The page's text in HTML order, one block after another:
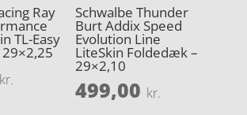
Ray
TL-Easy
kr.
Schwalbe Thunder
Burt Addix Speed
Evolution Line
LiteSkin Foldedæk –
29×2,10
499,00 kr.